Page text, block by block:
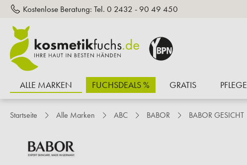
springen
Kostenlose Beratung: Tel. 0 2432 - 90 49 450
ALLE MARKEN FUCHSDEALS % GRATIS PFLEGE
Startseite Alle Marken ABC BABOR BABOR GESICHT